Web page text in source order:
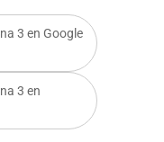
3 en Google
3 en